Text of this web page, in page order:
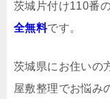
茨城片付け110番
全無料です。
茨城県にお住いの
屋敷整理でお悩み